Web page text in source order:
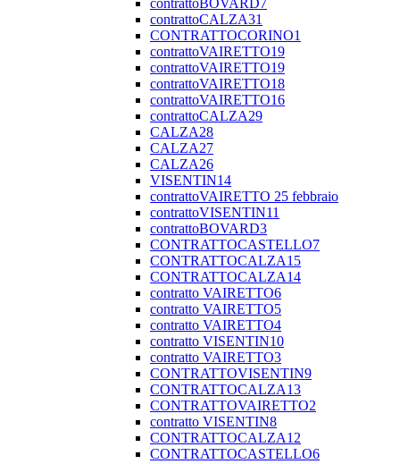
contrattoBOVARD7
contrattoCALZA31
CONTRATTOCORINO1
contrattoVAIRETTO19
contrattoVAIRETTO19
contrattoVAIRETTO18
contrattoVAIRETTO16
contrattoCALZA29
CALZA28
CALZA27
CALZA26
VISENTIN14
contrattoVAIRETTO 25 febbraio
contrattoVISENTIN11
contrattoBOVARD3
CONTRATTOCASTELLO7
CONTRATTOCALZA15
CONTRATTOCALZA14
contratto VAIRETTO6
contratto VAIRETTO5
contratto VAIRETTO4
contratto VISENTIN10
contratto VAIRETTO3
CONTRATTOVISENTIN9
CONTRATTOCALZA13
CONTRATTOVAIRETTO2
contratto VISENTIN8
CONTRATTOCALZA12
CONTRATTOCASTELLO6